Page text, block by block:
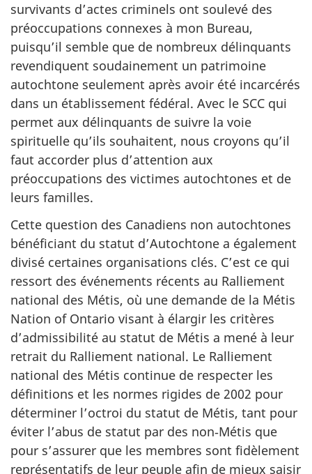
survivants d’actes criminels ont soulevé des
préoccupations connexes à mon Bureau,
puisqu’il semble que de nombreux délinquants
revendiquent soudainement un patrimoine
autochtone seulement après avoir été incarcérés
dans un établissement fédéral. Avec le SCC qui
permet aux délinquants de suivre la voie
spirituelle qu’ils souhaitent, nous croyons qu’il
faut accorder plus d’attention aux
préoccupations des victimes autochtones et de
leurs familles.
Cette question des Canadiens non autochtones
bénéficiant du statut d’Autochtone a également
divisé certaines organisations clés. C’est ce qui
ressort des événements récents au Ralliement
national des Métis, où une demande de la Métis
Nation of Ontario visant à élargir les critères
d’admissibilité au statut de Métis a mené à leur
retrait du Ralliement national. Le Ralliement
national des Métis continue de respecter les
définitions et les normes rigides de 2002 pour
déterminer l’octroi du statut de Métis, tant pour
éviter l’abus de statut par des non‑Métis que
pour s’assurer que les membres sont fidèlement
représentatifs de leur peuple afin de mieux saisir